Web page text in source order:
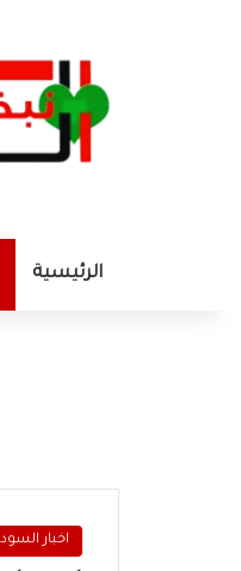
الرئيسية
اخبار